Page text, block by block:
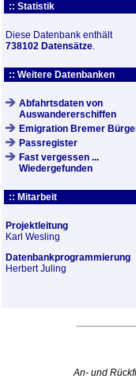
:: Statistik
Diese Datenbank enthält
738102 Datensätze.
:: Weitere Datenbanken
Abfahrtsdaten von
Auswandererschiffen
Emigration Bremer
Passregister
Fast vergessen ...
Wiedergefunden
:: Mitarbeit
Projektleitung
Karl Wesling
Datenbankprogrammierung
Herbert Juling
An- und